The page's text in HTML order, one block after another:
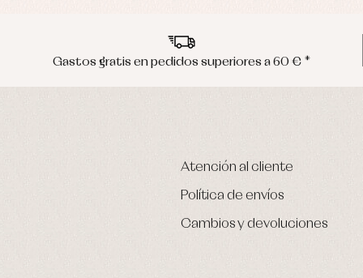
Gastos gratis en pedidos superiores a 60 € *
Atención al cliente
Política de envíos
Cambios y devoluciones